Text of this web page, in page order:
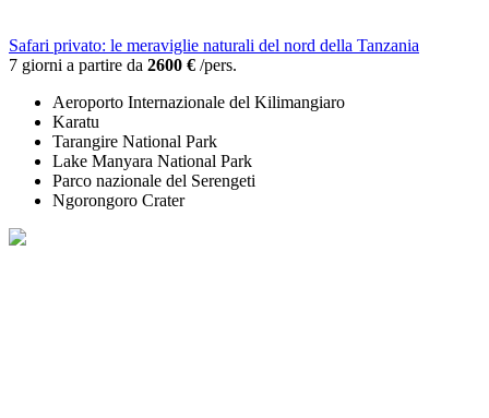
Safari privato: le meraviglie naturali del nord della Tanzania
7 giorni a partire da 2600 € /pers.
Aeroporto Internazionale del Kilimangiaro
Karatu
Tarangire National Park
Lake Manyara National Park
Parco nazionale del Serengeti
Ngorongoro Crater